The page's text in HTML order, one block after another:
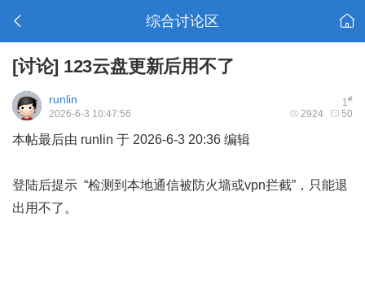
综合讨论区
[讨论] 123云盘更新后用不了
1#
runlin
2924 50
2026-6-3 10:47:56
本帖最后由 runlin 于 2026-6-3 20:36 编辑
登陆后提示 “检测到本地通信被防火墙或vpn拦截”，只能退
出用不了。